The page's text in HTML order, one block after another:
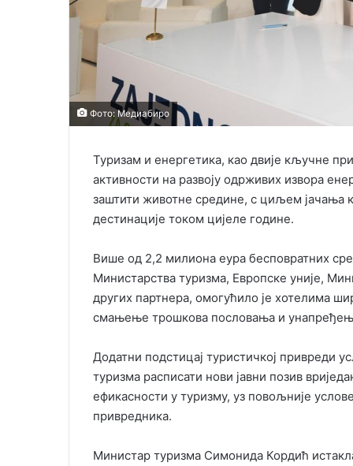
Фото: Медиабиро
Туризам и енергетика, као двије кључне
активности на развоју одрживих извора
заштити животне средине, с циљем јачања
дестинације током цијеле године.
Више од 2,2 милиона еура бесповратних
Министарства туризма, Европске уније,
других партнера, омогућило је хотелима
смањење трошкова пословања и
Додатни подстицај туристичкој привреди
туризма расписати нови јавни позив
ефикасности у туризму, уз повољније
привредника.
Министар туризма Симонида Кордић